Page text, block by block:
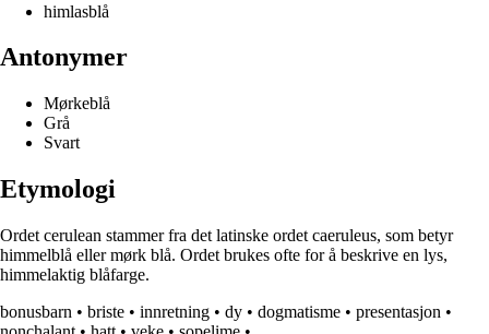
himlasblå
Antonymer
Mørkeblå
Grå
Svart
Etymologi
Ordet cerulean stammer fra det latinske ordet caeruleus, som betyr
himmelblå eller mørk blå. Ordet brukes ofte for å beskrive en lys,
himmelaktig blåfarge.
bonusbarn • briste • innretning • dy • dogmatisme • presentasjon •